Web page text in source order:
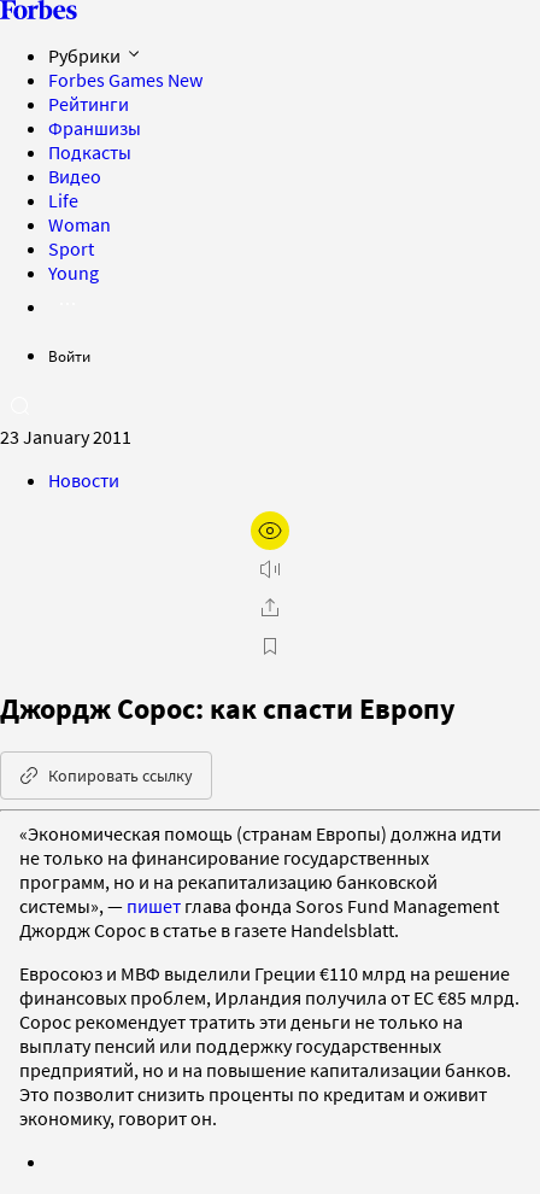
Рубрики
Forbes Games New
Рейтинги
Франшизы
Подкасты
Видео
Life
Woman
Sport
Young
Войти
23 January 2011
Новости
Джордж Сорос: как спасти Европу
Копировать ссылку
«Экономическая помощь (странам Европы) должна идти
не только на финансирование государственных
программ, но и на рекапитализацию банковской
системы», — пишет глава фонда Soros Fund Management
Джордж Сорос в статье в газете Handelsblatt.
Евросоюз и МВФ выделили Греции €110 млрд на решение
финансовых проблем, Ирландия получила от ЕС €85 млрд.
Сорос рекомендует тратить эти деньги не только на
выплату пенсий или поддержку государственных
предприятий, но и на повышение капитализации банков.
Это позволит снизить проценты по кредитам и оживит
экономику, говорит он.